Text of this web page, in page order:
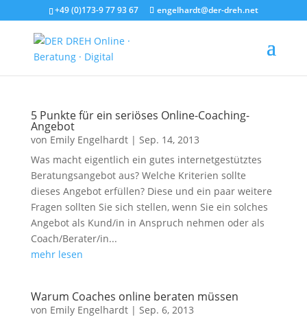
+49 (0)173-9 77 93 67 engelhardt@der-dreh.net
5 Punkte für ein seriöses Online-Coaching-
Angebot
von Emily Engelhardt| Sep. 14, 2013
Was macht eigentlich ein gutes internetgestütztes
Beratungsangebot aus? Welche Kriterien sollte
dieses Angebot erfüllen? Diese und ein paar weitere
Fragen sollten Sie sich stellen, wenn Sie ein solches
Angebot als Kund/in in Anspruch nehmen oder als
Coach/Berater/in...
mehr lesen
Warum Coaches online beraten müssen
von Emily Engelhardt| Sep. 6, 2013